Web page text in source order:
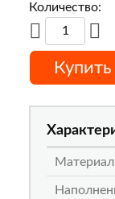
Количество:
Материал